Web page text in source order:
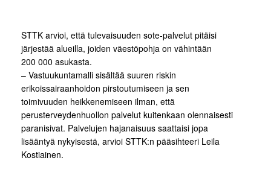
STTK arvioi, että tulevaisuuden sote-palvelut pitäisi
järjestää alueilla, joiden väestöpohja on vähintään
200 000 asukasta.
– Vastuukuntamalli sisältää suuren riskin
erikoissairaanhoidon pirstoutumiseen ja sen
toimivuuden heikkenemiseen ilman, että
perusterveydenhuollon palvelut kuitenkaan olennaisesti
paranisivat. Palvelujen hajanaisuus saattaisi jopa
lisääntyä nykyisestä, arvioi STTK:n pääsihteeri Leila
Kostiainen.